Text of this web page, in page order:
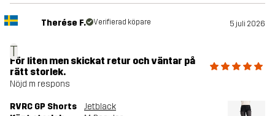
T
Therése F. Verifierad köpare 5 juli 2026
För liten men skickat retur och väntar på
rätt storlek.
Nöjd m respons
RVRC GP Shorts
Jetblack